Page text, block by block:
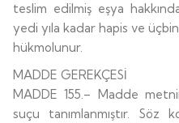
teslim edilmiş eşya
yedi yıla kadar hapis ve
hükmolunur.
MADDE GEREKÇESİ
MADDE 155.– Madde
suçu tanımlanmıştır. Söz